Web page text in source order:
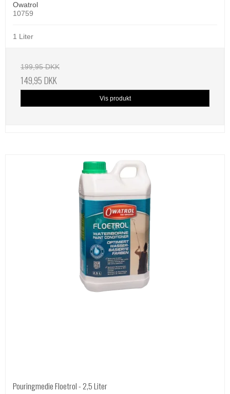
Owatrol
10759
1 Liter
199,95 DKK
149,95 DKK
Vis produkt
Pouringmedie Floetrol - 2,5 Liter